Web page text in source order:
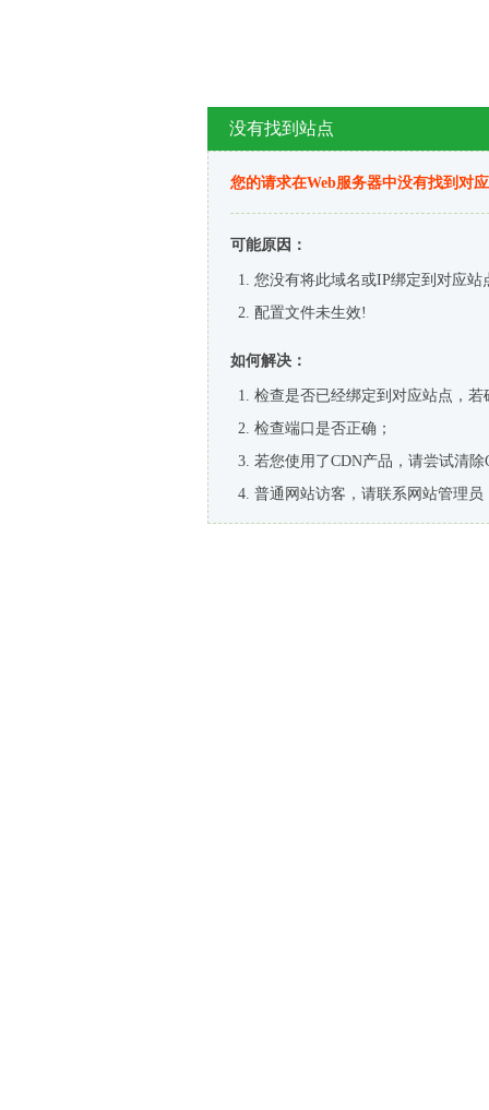
没有找到站点
您的请求在Web服务器中没有找到对
可能原因：
您没有将此域名或IP绑定到对应站
配置文件未生效!
如何解决：
检查是否已经绑定到对应站点，
检查端口是否正确；
若您使用了CDN产品，请尝试清除
普通网站访客，请联系网站管理员